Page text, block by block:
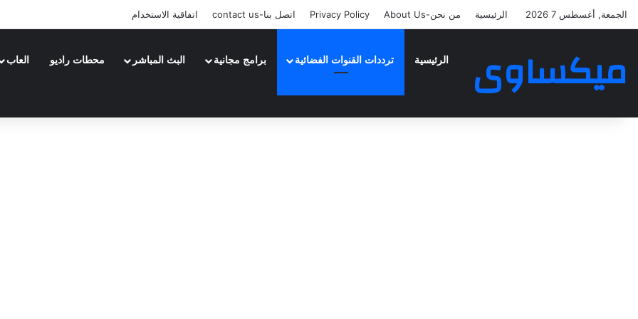
الجمعة, أغسطس 7 2026 الرئيسية من نحن-About Us Privacy Policy اتصل بنا-contact us اتفاقية الاستخدام
ميكساوى الرئيسية ترددات القنوات الفضائية برامج مجانية البث المباشر محطات راديو العاب